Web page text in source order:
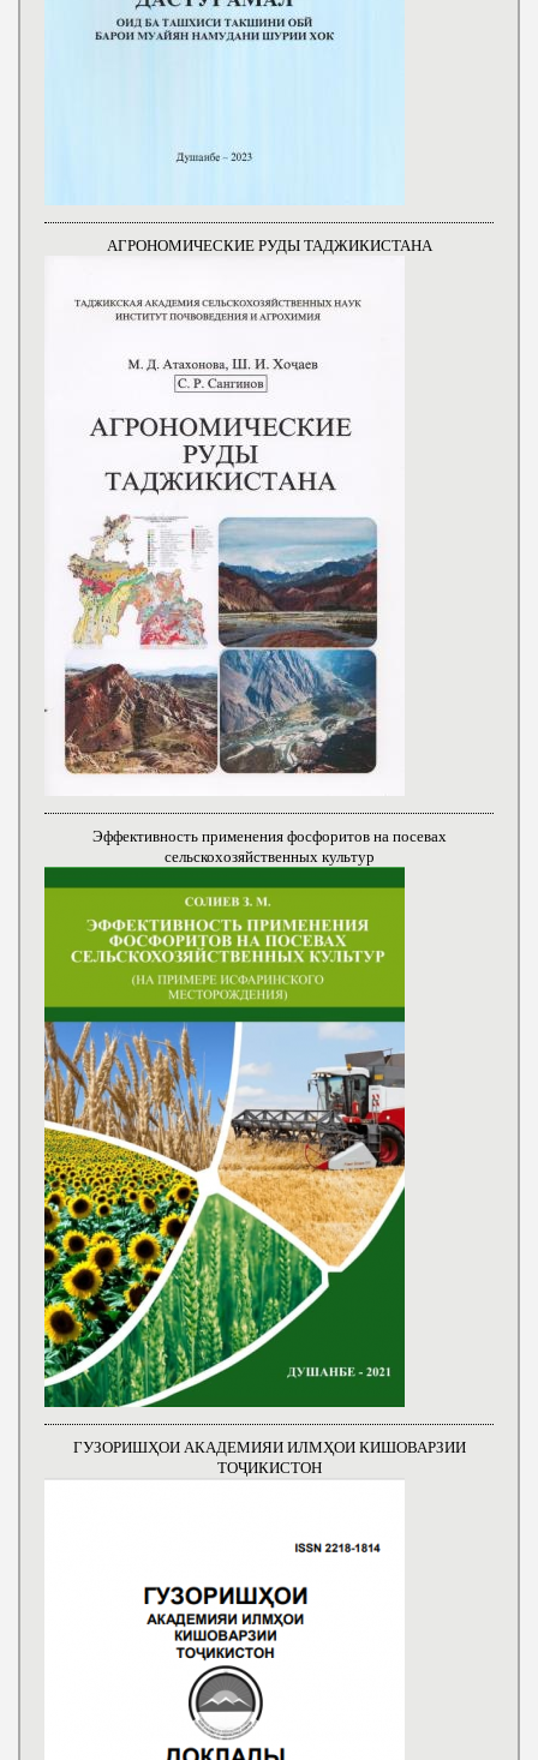
АГРОНОМИЧЕСКИЕ РУДЫ ТАДЖИКИСТАНА
Эффективность применения фосфоритов на посевах
сельскохозяйственных культур
ГУЗОРИШҲОИ АКАДЕМИЯИ ИЛМҲОИ КИШОВАРЗИИ
ТОҶИКИСТОН